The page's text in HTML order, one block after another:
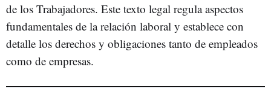
de los Trabajadores. Este texto legal regula aspectos
fundamentales de la relación laboral y establece con
detalle los derechos y obligaciones tanto de empleados
como de empresas.